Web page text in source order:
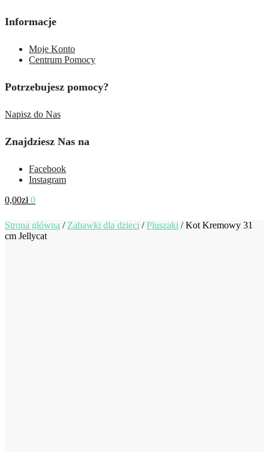
Informacje
Moje Konto
Centrum Pomocy
Potrzebujesz pomocy?
Napisz do Nas
Znajdziesz Nas na
Facebook
Instagram
0,00zł 0
Strona główna / Zabawki dla dzieci /Pluszaki /Kot Kremowy 31
cm Jellycat